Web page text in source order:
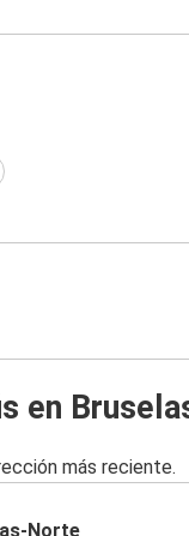
en
más reciente.
Norte